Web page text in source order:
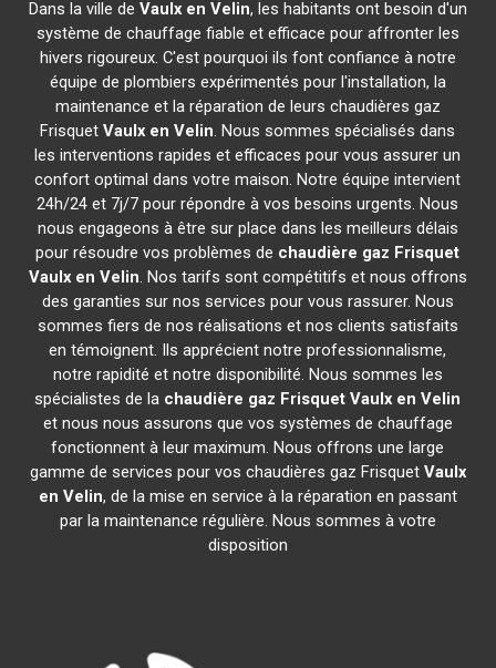
Dans la ville de Vaulx en Velin, les habitants ont besoin d'un
système de chauffage fiable et efficace pour affronter les
hivers rigoureux. C'est pourquoi ils font confiance à notre
équipe de plombiers expérimentés pour l'installation, la
maintenance et la réparation de leurs chaudières gaz
FrisquetVaulx en Velin. Nous sommes spécialisés dans
les interventions rapides et efficaces pour vous assurer un
confort optimal dans votre maison. Notre équipe intervient
24h/24 et 7j/7 pour répondre à vos besoins urgents. Nous
nous engageons à être sur place dans les meilleurs délais
pour résoudre vos problèmes de chaudière gaz Frisquet
Vaulx en Velin. Nos tarifs sont compétitifs et nous offrons
des garanties sur nos services pour vous rassurer. Nous
sommes fiers de nos réalisations et nos clients satisfaits
en témoignent. Ils apprécient notre professionnalisme,
notre rapidité et notre disponibilité. Nous sommes les
spécialistes de la chaudière gaz Frisquet Vaulx en Velin
et nous nous assurons que vos systèmes de chauffage
fonctionnent à leur maximum. Nous offrons une large
gamme de services pour vos chaudières gaz Frisquet Vaulx
en Velin, de la mise en service à la réparation en passant
par la maintenance régulière. Nous sommes à votre
disposition